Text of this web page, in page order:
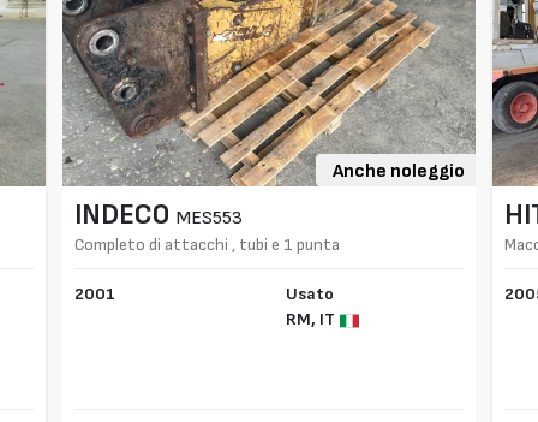
Anche noleggio
INDECO MES553
Completo di attacchi , tubi e 1 punta
2001
Usato
RM, IT